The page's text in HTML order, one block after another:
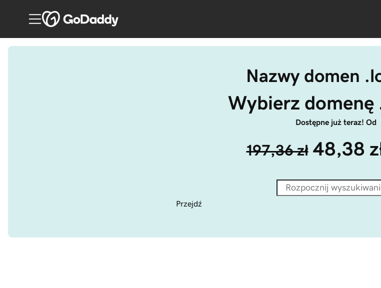
Nazwy domen
Wybierz domenę
Dostępne już teraz! Od
197,36 zł 48,38
Przejdź